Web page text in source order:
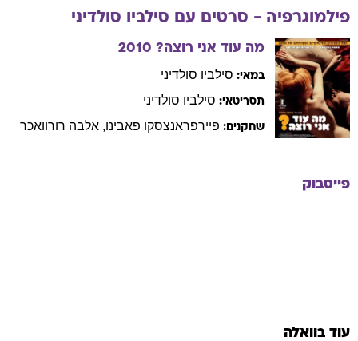
פילמוגרפיה - סרטים עם סילביו סולדיני
מה עוד אני רוצה? 2010
במאי: סילביו סולדיני
תסריטאי: סילביו סולדיני
שחקנים: פיירפראנצסקו פאבינו, אלבה רורוואכר
פייסבוק
עוד בוואלה